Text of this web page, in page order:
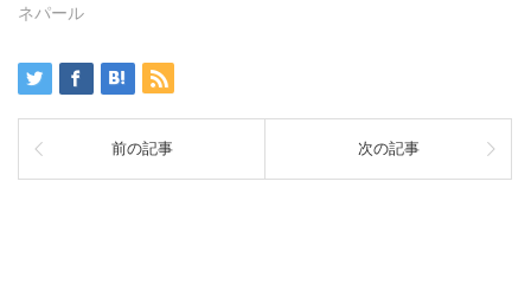
ネパール
前の記事 次の記事